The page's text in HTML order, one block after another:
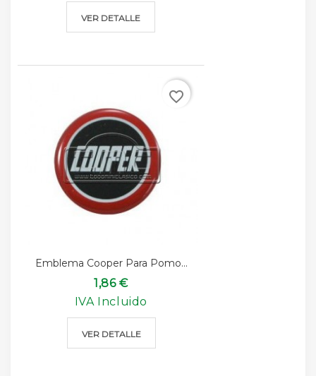
VER DETALLE
Emblema Cooper Para Pomo...
1,86 €
IVA Incluido
VER DETALLE
favorite_border